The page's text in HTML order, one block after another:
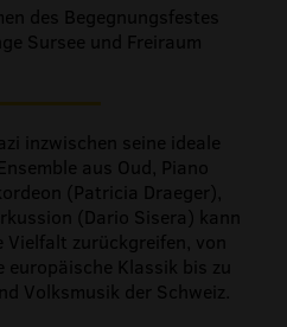
des Begegnungsfestes
Sursee und Freiraum
inzwischen seine ideale
aus Oud, Piano
(Patricia Draeger),
(Dario Sisera) kann
zurückgreifen, von
Klassik bis zu
Volksmusik der Schweiz.